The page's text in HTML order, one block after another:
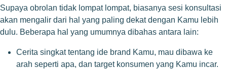
Supaya obrolan tidak lompat lompat, biasanya sesi konsultasi
akan mengalir dari hal yang paling dekat dengan Kamu lebih
dulu. Beberapa hal yang umumnya dibahas antara lain:
Cerita singkat tentang ide brand Kamu, mau dibawa ke
arah seperti apa, dan target konsumen yang Kamu incar.